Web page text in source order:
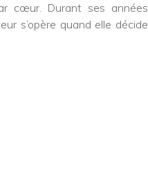
cœur. Durant ses années
s’opère quand elle décide